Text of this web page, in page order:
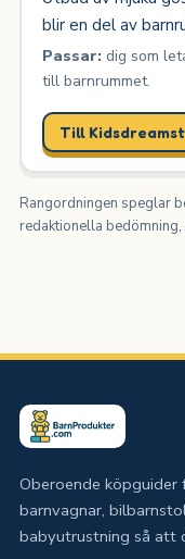
blir en del av
Passar:dig som
till barnrummet.
Till
Rangordningen speglar
redaktionella
Oberoende köpguider
barnvagnar,
babyutrustning så att